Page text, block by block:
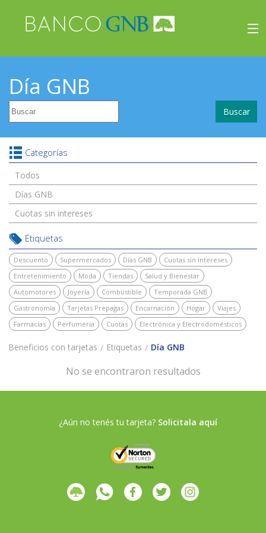
Inicio
Viajes
Día GNB
Buscar
Categorías
Todos
Días GNB
Cuotas sin intereses
Etiquetas
Descuento Supermercados Días GNB
Cuotas sin Intereses
Entretenimiento
Moda Tiendas
Salud y Bienestar
Automotores
Joyería Combustible
Temporada GNB
Gastronomía
Tarjetas Prepagas Encarnación Hogar
Viajes
Farmacias
Perfumería Cuotas Electrónica y Electrodomésticos
Beneficios con tarjetas Etiquetas Día GNB
No se encontraron resultados
¿Aún no tenés tu tarjeta? Solicitala aquí